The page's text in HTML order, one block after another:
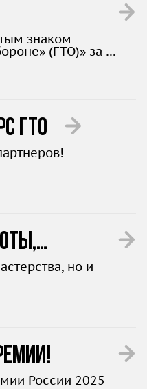
знаком
(ГТО)» за 3
ГТО
но и
России 2025